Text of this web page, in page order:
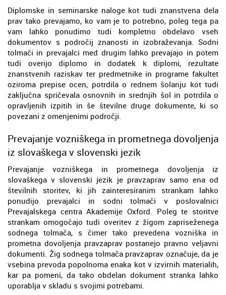
Diplomske in seminarske naloge kot tudi znanstvena dela
prav tako prevajamo, ko vam je to potrebno, poleg tega pa
vam lahko ponudimo tudi kompletno obdelavo vseh
dokumentov s področij znanosti in izobraževanja. Sodni
tolmači in prevajalci med drugim lahko prevajajo in potem
tudi overijo diplomo in dodatek k diplomi, rezultate
znanstvenih raziskav ter predmetnike in programe fakultet
oziroma prepise ocen, potrdila o rednem šolanju kot tudi
zaključna spričevala osnovnih in srednjih šol in potrdila o
opravljenih izpitih in še številne druge dokumente, ki so
povezani z omenjenimi področji.
Prevajanje vozniškega in prometnega dovoljenja
iz slovaškega v slovenski jezik
Prevajanje vozniškega in prometnega dovoljenja iz
slovaškega v slovenski jezik je pravzaprav samo ena od
številnih storitev, ki jih zainteresiranim strankam lahko
ponudijo prevajalci in sodni tolmači v poslovalnici
Prevajalskega centra Akademije Oxford. Poleg te storitve
strankam omogočajo tudi overitev z žigom zapriseženega
sodnega tolmača, s čimer tako prevedena vozniška in
prometna dovoljenja pravzaprav postanejo pravno veljavni
dokumenti. Žig sodnega tolmača pravzaprav označuje, da je
vsebina prevoda popolnoma enaka kot v izvirnih materialih,
kar pa pomeni, da tako obdelan dokument stranka lahko
uporablja v skladu s svojimi potrebami.